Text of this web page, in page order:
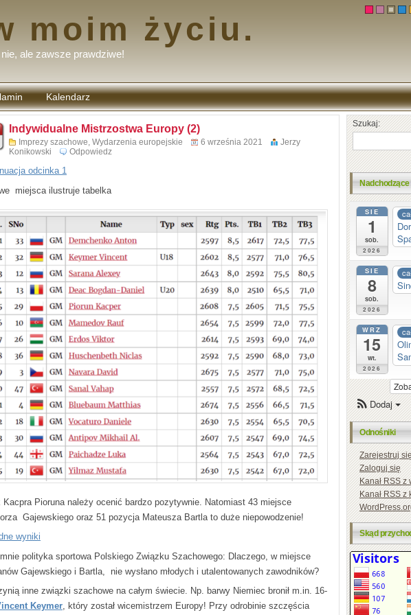
moim życiu.
ale zawsze prawdziwe!
Kalendarz
Indywidualne Mistrzostwa Europy (2)
Imprezy szachowe, Wydarzenia europejskie 6 września 2021
Jerzy
Konikowski
Odpowiedz
odcinka 1
miejsca ilustruje tabelka
Kacpra Pioruna należy ocenić bardzo pozytywnie. Natomiast 43 miejsce
Gajewskiego oraz 51 pozycja Mateusza Bartla to duże niepowodzenie!
wyniki
polityka sportowa Polskiego Związku Szachowego: Dlaczego, w miejsce
Gajewskiego i Bartla, nie wysłano młodych i utalentowanych zawodników?
inne związki szachowe na całym świecie. Np. barwy Niemiec bronił m.in. 16-
Keymer, który został wicemistrzem Europy! Przy odrobinie szczęścia
Szukaj:
SIE
1
sob.
2026
SIE
8
sob.
2026
WRZ
15
wt.
2026
Dodaj
Odnośniki
Zarejestruj
Zaloguj się
KanałRSSz
KanałRSSz
Skąd